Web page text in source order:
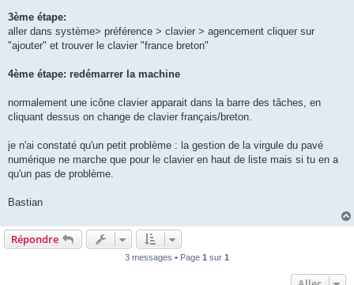
3ème étape:
aller dans système> préférence > clavier > agencement cliquer sur
"ajouter" et trouver le clavier "france breton"
4ème étape: redémarrer la machine
normalement une icône clavier apparait dans la barre des tâches, en
cliquant dessus on change de clavier français/breton.
je n'ai constaté qu'un petit problème : la gestion de la virgule du pavé
numérique ne marche que pour le clavier en haut de liste mais si tu en a
qu'un pas de problème.
Bastian
Répondre
3 messages • Page 1 sur 1